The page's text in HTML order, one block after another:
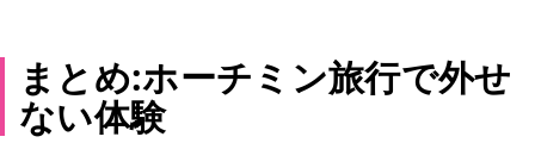
まとめ:ホーチミン旅行で外せ
ない体験